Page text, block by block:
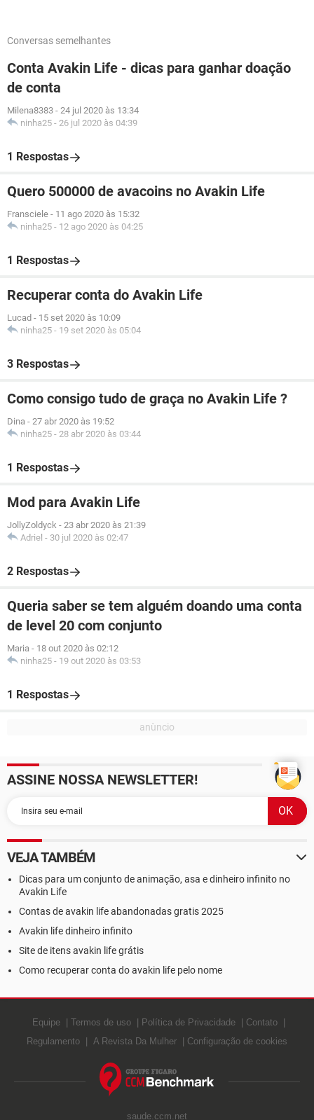
Conversas semelhantes
Conta Avakin Life - dicas para ganhar doação
de conta
Milena8383 - 24 jul 2020 às 13:34
ninha25 - 26 jul 2020 às 04:39
1 Respostas
Quero 500000 de avacoins no Avakin Life
Fransciele - 11 ago 2020 às 15:32
ninha25 - 12 ago 2020 às 04:25
1 Respostas
Recuperar conta do Avakin Life
Lucad - 15 set 2020 às 10:09
ninha25 - 19 set 2020 às 05:04
3 Respostas
Como consigo tudo de graça no Avakin Life ?
Dina - 27 abr 2020 às 19:52
ninha25 - 28 abr 2020 às 03:44
1 Respostas
Mod para Avakin Life
JollyZoldyck - 23 abr 2020 às 21:39
Adriel - 30 jul 2020 às 02:47
2 Respostas
Queria saber se tem alguém doando uma conta
de level 20 com conjunto
Maria - 18 out 2020 às 02:12
ninha25 - 19 out 2020 às 03:53
1 Respostas
ASSINE NOSSA NEWSLETTER!
VEJA TAMBÉM
Dicas para um conjunto de animação, asa e dinheiro infinito no
Avakin Life
Contas de avakin life abandonadas gratis 2025
Avakin life dinheiro infinito
Site de itens avakin life grátis
Como recuperar conta do avakin life pelo nome
Equipe Termos de uso Política de Privacidade
Contato
Regulamento
A Revista Da Mulher Configuração de cookies
saude.ccm.net